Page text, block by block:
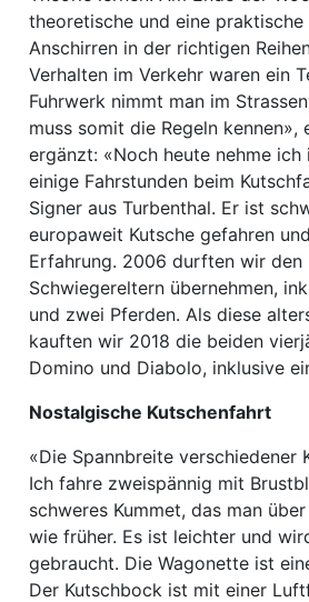
theoretische und eine praktische
Anschirren in der richtigen
Verhalten im Verkehr waren ein
Fuhrwerk nimmt man im
muss somit die Regeln kennen»,
ergänzt: «Noch heute nehme
einige Fahrstunden beim
Signer aus Turbenthal. Er ist
europaweit Kutsche gefahren
Erfahrung. 2006 durften wir den
Schwiegereltern übernehmen,
und zwei Pferden. Als diese
kauften wir 2018 die beiden
Domino und Diabolo, inklusive
Nostalgische Kutschenfahrt
«Die Spannbreite verschiedener
Ich fahre zweispännig mit
schweres Kummet, das man
wie früher. Es ist leichter und
gebraucht. Die Wagonette ist
Der Kutschbock ist mit einer